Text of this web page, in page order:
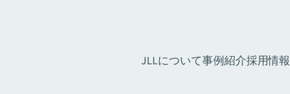
JLLについて事例紹介採用情報